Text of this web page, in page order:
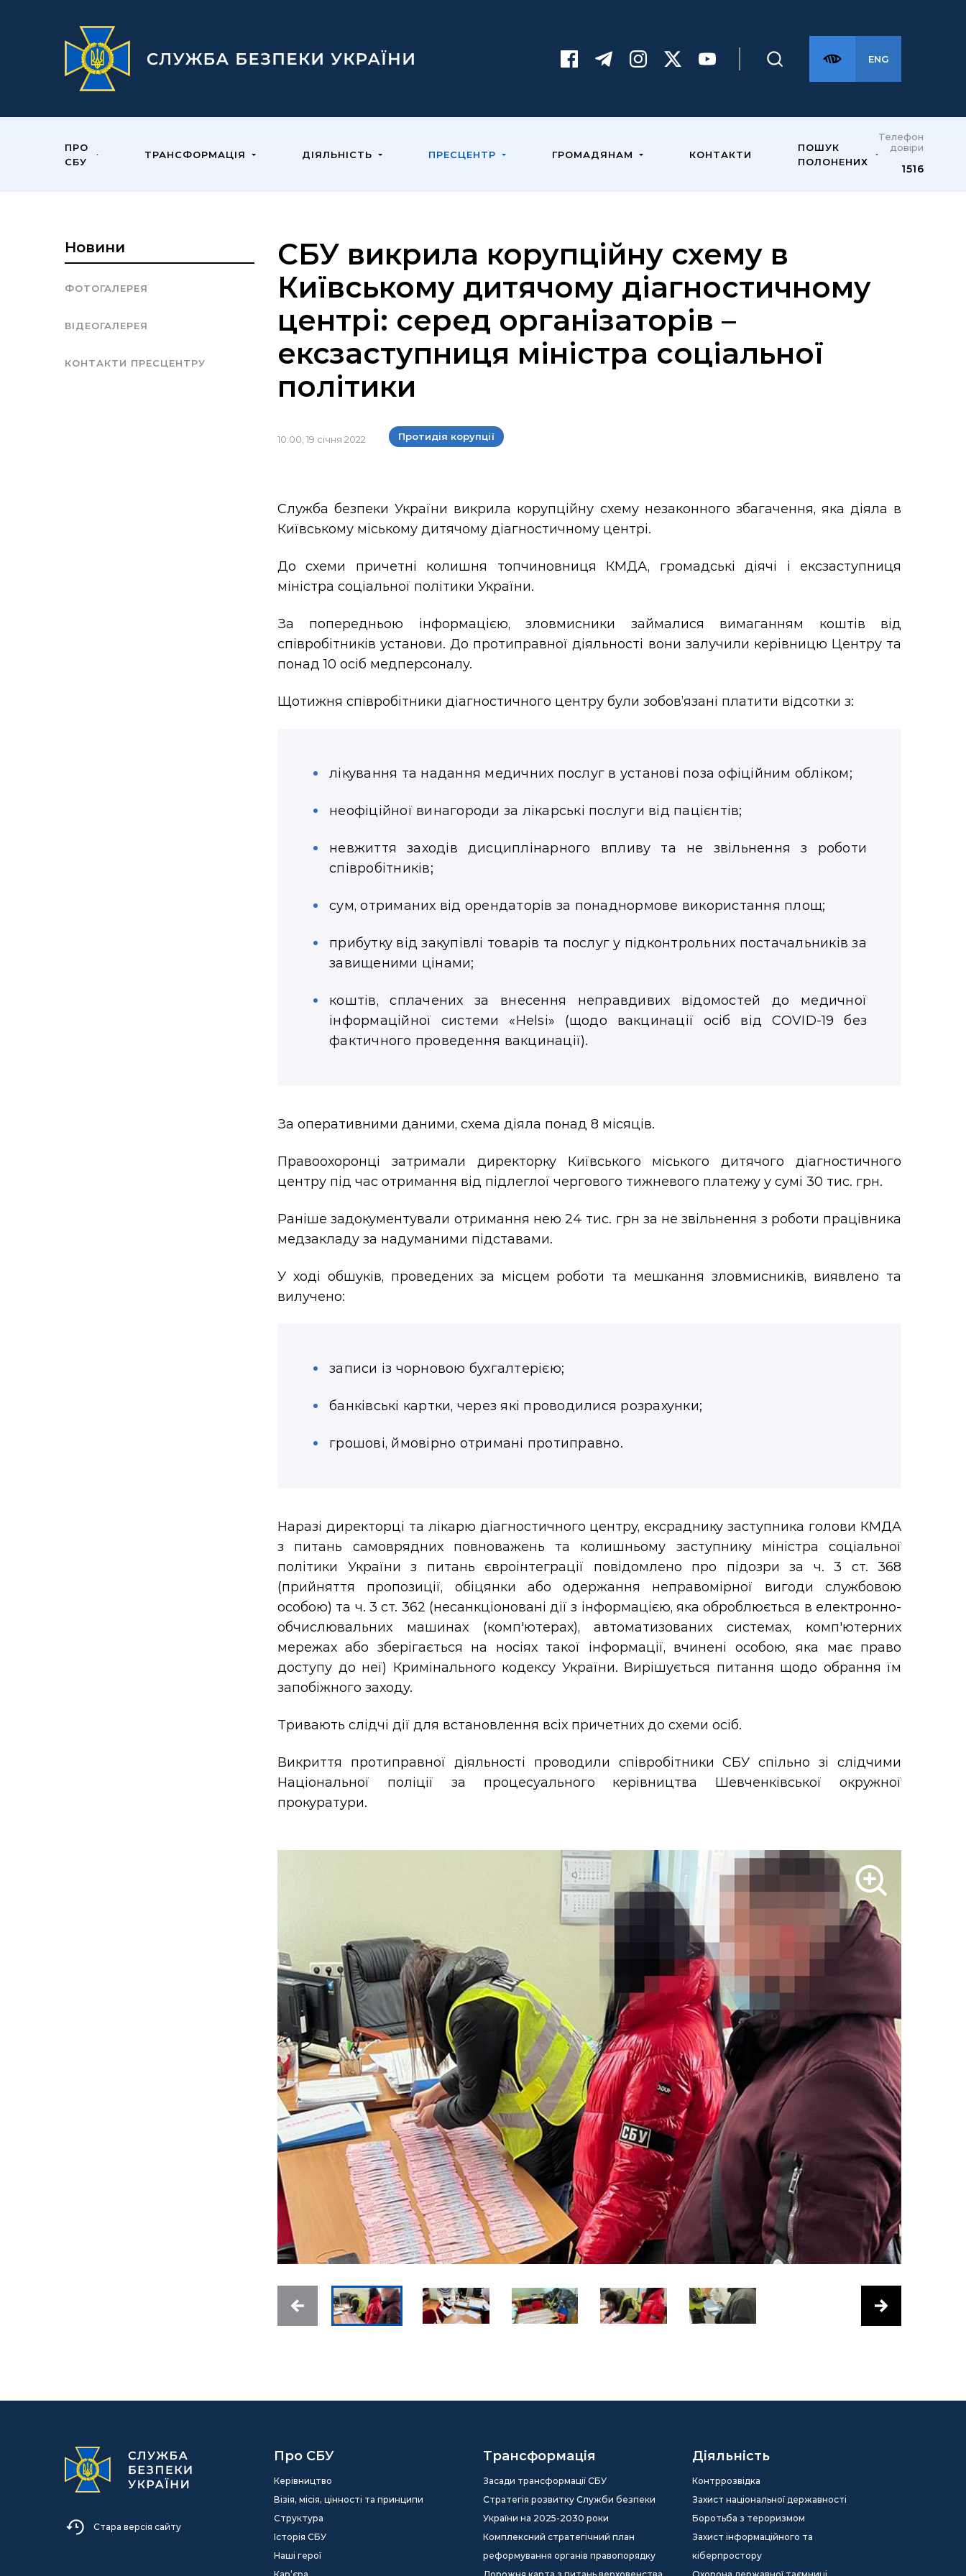
ENG
ПРО
СБУ
ТРАНСФОРМАЦІЯ ДІЯЛЬНІСТЬ ПРЕСЦЕНТР ГРОМАДЯНАМ КОНТАКТИ
ПОШУК
ПОЛОНЕНИХ
Телефон
довіри
1516
Новини
ФОТОГАЛЕРЕЯ
ВІДЕОГАЛЕРЕЯ
КОНТАКТИ ПРЕСЦЕНТРУ
СБУ викрила корупційну схему в
Київському дитячому діагностичному
центрі: серед організаторів –
ексзаступниця міністра соціальної
політики
10:00, 19 січня 2022 Протидія корупції
Служба безпеки України викрила корупційну схему незаконного збагачення, яка діяла в
Київському міському дитячому діагностичному центрі.
До схеми причетні колишня топчиновниця КМДА, громадські діячі і ексзаступниця
міністра соціальної політики України.
За попередньою інформацією, зловмисники займалися вимаганням коштів від
співробітників установи. До протиправної діяльності вони залучили керівницю Центру та
понад 10 осіб медперсоналу.
Щотижня співробітники діагностичного центру були зобов’язані платити відсотки з:
лікування та надання медичних послуг в установі поза офіційним обліком;
неофіційної винагороди за лікарські послуги від пацієнтів;
невжиття заходів дисциплінарного впливу та не звільнення з роботи
співробітників;
сум, отриманих від орендаторів за понаднормове використання площ;
прибутку від закупівлі товарів та послуг у підконтрольних постачальників за
завищеними цінами;
коштів, сплачених за внесення неправдивих відомостей до медичної
інформаційної системи «Helsi» (щодо вакцинації осіб від COVID-19 без
фактичного проведення вакцинації).
За оперативними даними, схема діяла понад 8 місяців.
Правоохоронці затримали директорку Київського міського дитячого діагностичного
центру під час отримання від підлеглої чергового тижневого платежу у сумі 30 тис. грн.
Раніше задокументували отримання нею 24 тис. грн за не звільнення з роботи працівника
медзакладу за надуманими підставами.
У ході обшуків, проведених за місцем роботи та мешкання зловмисників, виявлено та
вилучено:
записи із чорновою бухгалтерією;
банківські картки, через які проводилися розрахунки;
грошові, ймовірно отримані протиправно.
Наразі директорці та лікарю діагностичного центру, ексраднику заступника голови КМДА
з питань самоврядних повноважень та колишньому заступнику міністра соціальної
політики України з питань євроінтеграції повідомлено про підозри за ч. 3 ст. 368
(прийняття пропозиції, обіцянки або одержання неправомірної вигоди службовою
особою) та ч. 3 ст. 362 (несанкціоновані дії з інформацією, яка оброблюється в електронно-
обчислювальних машинах (комп'ютерах), автоматизованих системах, комп'ютерних
мережах або зберігається на носіях такої інформації, вчинені особою, яка має право
доступу до неї) Кримінального кодексу України. Вирішується питання щодо обрання їм
запобіжного заходу.
Тривають слідчі дії для встановлення всіх причетних до схеми осіб.
Викриття протиправної діяльності проводили співробітники СБУ спільно зі слідчими
Національної поліції за процесуального керівництва Шевченківської окружної
прокуратури.
Стара версія сайту
Про СБУ
Керівництво
Візія, місія, цінності та принципи
Структура
Історія СБУ
Наші герої
Трансформація
Засади трансформації СБУ
Стратегія розвитку Служби безпеки
України на 2025-2030 роки
Комплексний стратегічний план
реформування органів правопорядку
Діяльність
Контррозвідка
Захист національної державності
Боротьба з тероризмом
Захист інформаційного та
кіберпростору